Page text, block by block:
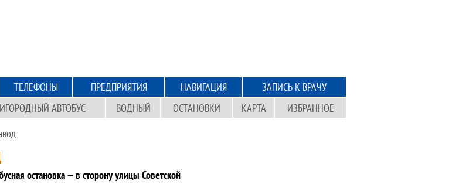
ТЕЛЕФОНЫ ПРЕДПРИЯТИЯ НАВИГАЦИЯ
ЗАПИСЬ К ВРАЧУ
АВТОБУС ВОДНЫЙ ОСТАНОВКИ КАРТА
ИЗБРАННОЕ
остановка — в сторону улицы Советской